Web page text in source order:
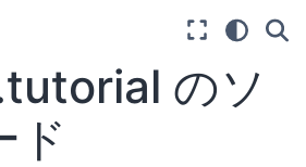
のソ
ド